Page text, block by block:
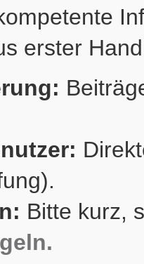
erster
Bitte kurz,